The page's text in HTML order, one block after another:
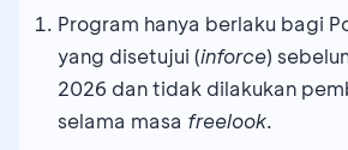
Juta
≥
300
/Prioritas)
BCA
Program hanya berlaku bagi
yang disetujui (inforce)
2026 dan tidak dilakukan
selama masa freelook.